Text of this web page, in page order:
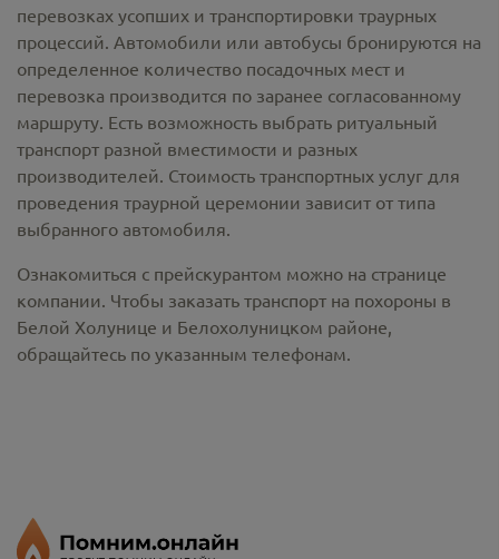
перевозках усопших и транспортировки траурных
процессий. Автомобили или автобусы бронируются на
определенное количество посадочных мест и
перевозка производится по заранее согласованному
маршруту. Есть возможность выбрать ритуальный
транспорт разной вместимости и разных
производителей. Стоимость транспортных услуг для
проведения траурной церемонии зависит от типа
выбранного автомобиля.
Ознакомиться с прейскурантом можно на странице
компании. Чтобы заказать транспорт на похороны в
Белой Холунице и Белохолуницком районе,
обращайтесь по указанным телефонам.